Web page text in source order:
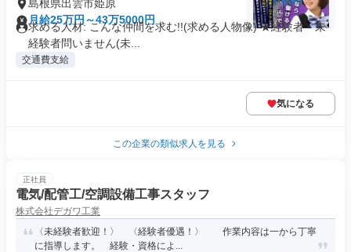
島根県出雲市姫原
月給25万円～43万5000円
求める人材: こんな仲間を求む!!(求める人物像) ★経験者・未
経験者問いません(未...
交通費支給
気になる
この企業の類似求人を見る
正社員
電気/配管工/空調設備工事スタッフ
株式会社デガワ工業
〈未経験者歓迎！〉 〈経験者優遇！〉 作業内容は一から丁寧
に指導します。 経験・資格によ...